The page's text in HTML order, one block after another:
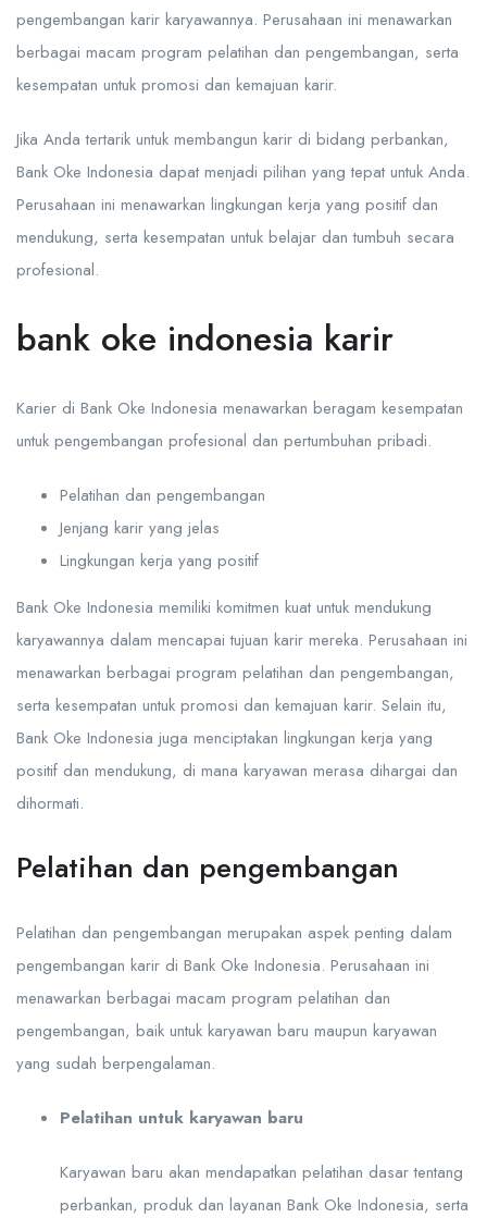
pengembangan karir karyawannya. Perusahaan ini menawarkan
berbagai macam program pelatihan dan pengembangan, serta
kesempatan untuk promosi dan kemajuan karir.
Jika Anda tertarik untuk membangun karir di bidang perbankan,
Bank Oke Indonesia dapat menjadi pilihan yang tepat untuk Anda.
Perusahaan ini menawarkan lingkungan kerja yang positif dan
mendukung, serta kesempatan untuk belajar dan tumbuh secara
profesional.
bank oke indonesia karir
Karier di Bank Oke Indonesia menawarkan beragam kesempatan
untuk pengembangan profesional dan pertumbuhan pribadi.
Pelatihan dan pengembangan
Jenjang karir yang jelas
Lingkungan kerja yang positif
Bank Oke Indonesia memiliki komitmen kuat untuk mendukung
karyawannya dalam mencapai tujuan karir mereka. Perusahaan ini
menawarkan berbagai program pelatihan dan pengembangan,
serta kesempatan untuk promosi dan kemajuan karir. Selain itu,
Bank Oke Indonesia juga menciptakan lingkungan kerja yang
positif dan mendukung, di mana karyawan merasa dihargai dan
dihormati.
Pelatihan dan pengembangan
Pelatihan dan pengembangan merupakan aspek penting dalam
pengembangan karir di Bank Oke Indonesia. Perusahaan ini
menawarkan berbagai macam program pelatihan dan
pengembangan, baik untuk karyawan baru maupun karyawan
yang sudah berpengalaman.
Pelatihan untuk karyawan baru
Karyawan baru akan mendapatkan pelatihan dasar tentang
perbankan, produk dan layanan Bank Oke Indonesia, serta